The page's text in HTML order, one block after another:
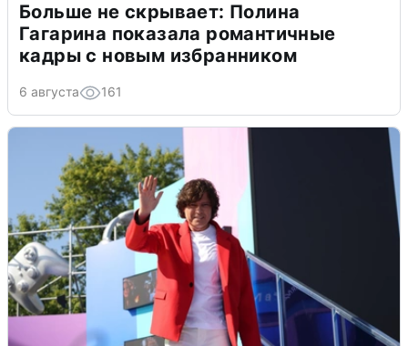
Больше не скрывает: Полина
Гагарина показала романтичные
кадры с новым избранником
6 августа 161